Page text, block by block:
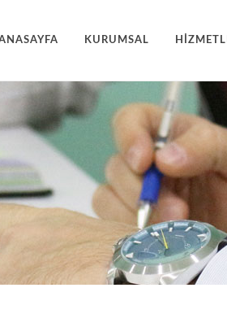
KURUMSAL